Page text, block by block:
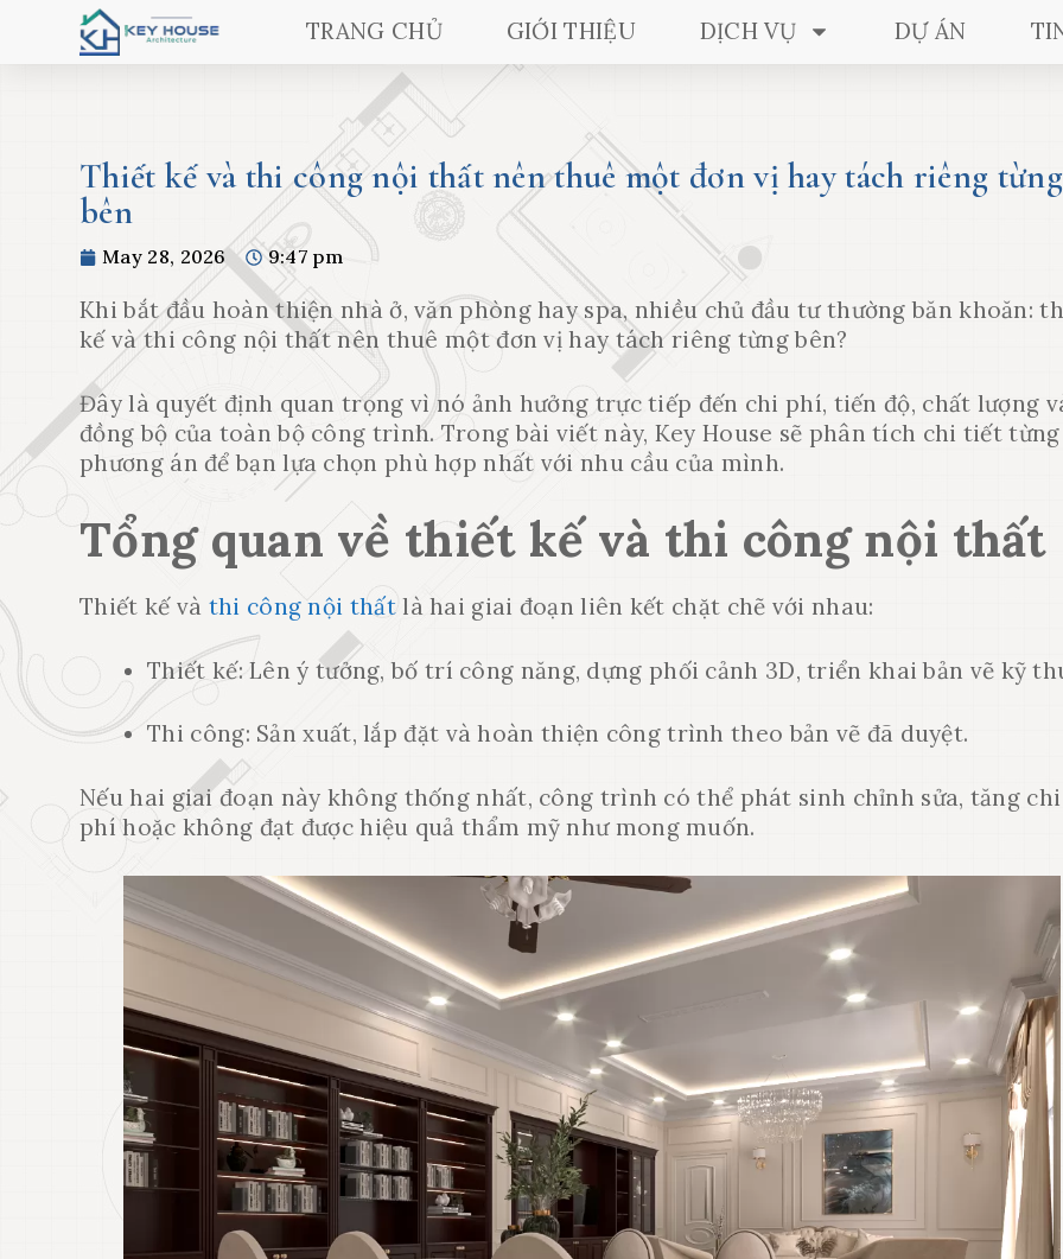
TRANG CHỦ GIỚI THIỆU DỊCH VỤ DỰ ÁN
Thiết kế và thi công nội thất nên thuê một đơn vị hay tách riêng từng
bên
May 28, 2026 9:47 pm
Khi bắt đầu hoàn thiện nhà ở, văn phòng hay spa, nhiều chủ đầu tư thường băn khoăn:
kế và thi công nội thất nên thuê một đơn vị hay tách riêng từng bên?
Đây là quyết định quan trọng vì nó ảnh hưởng trực tiếp đến chi phí, tiến độ, chất lượng
đồng bộ của toàn bộ công trình. Trong bài viết này, Key House sẽ phân tích chi tiết từng
phương án để bạn lựa chọn phù hợp nhất với nhu cầu của mình.
Tổng quan về thiết kế và thi công nội thất
Thiết kế và thi công nội thấtlà hai giai đoạn liên kết chặt chẽ với nhau:
Thiết kế: Lên ý tưởng, bố trí công năng, dựng phối cảnh 3D, triển khai bản vẽ kỹ
Thi công: Sản xuất, lắp đặt và hoàn thiện công trình theo bản vẽ đã duyệt.
Nếu hai giai đoạn này không thống nhất, công trình có thể phát sinh chỉnh sửa, tăng chi
phí hoặc không đạt được hiệu quả thẩm mỹ như mong muốn.